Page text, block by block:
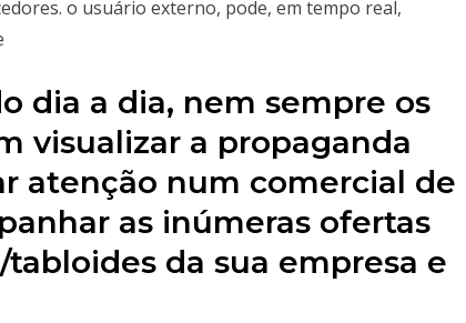
o usuário externo, pode, em tempo real,
dia a dia, nem sempre os
visualizar a propaganda
atenção num comercial de
as inúmeras ofertas
da sua empresa e